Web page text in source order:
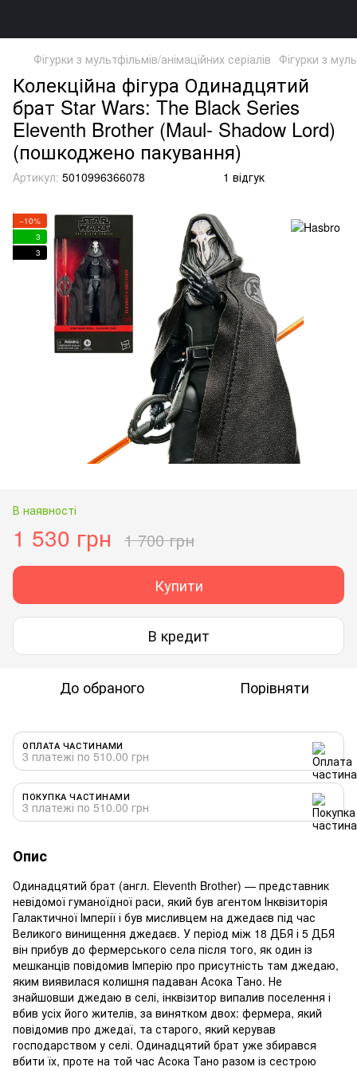
Фігурки з мультфільмів/анімаційних серіалів Фігурки з
Колекційна фігура Одинадцятий
брат Star Wars: The Black Series
Eleventh Brother (Maul- Shadow Lord)
(пошкоджено пакування)
Артикул: 5010996366078 1 відгук
−10%
3
3
В наявності
1 530 грн 1 700 грн
Купити
В кредит
До обраного Порівняти
ОПЛАТА ЧАСТИНАМИ
3 платежі по 510.00 грн
ПОКУПКА ЧАСТИНАМИ
3 платежі по 510.00 грн
Опис
Одинадцятий брат (англ. Eleventh Brother) — представник
невідомої гуманоїдної раси, який був агентом Інквізиторія
Галактичної Імперії і був мисливцем на джедаєв під час
Великого винищення джедаєв. У період між 18 ДБЯ і 5 ДБЯ
він прибув до фермерського села після того, як один із
мешканців повідомив Імперію про присутність там джедаю,
яким виявилася колишня падаван Асока Тано. Не
знайшовши джедаю в селі, інквізитор випалив поселення і
вбив усіх його жителів, за винятком двох: фермера, який
повідомив про джедаї, та старого, який керував
господарством у селі. Одинадцятий брат уже збирався
вбити їх, проте на той час Асока Тано разом із сестрою